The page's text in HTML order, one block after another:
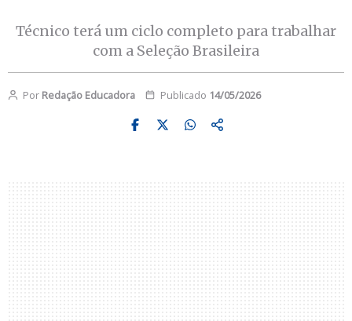
Técnico terá um ciclo completo para trabalhar
com a Seleção Brasileira
Por Redação Educadora Publicado 14/05/2026